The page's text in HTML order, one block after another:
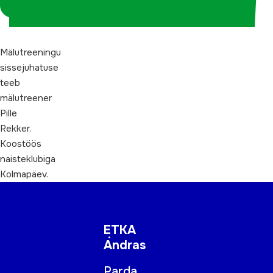
Mälutreeningu
sissejuhatuse
teeb
mälutreener
Pille
Rekker.
Koostöös
naisteklubiga
Kolmapäev.
ETKA
Andras